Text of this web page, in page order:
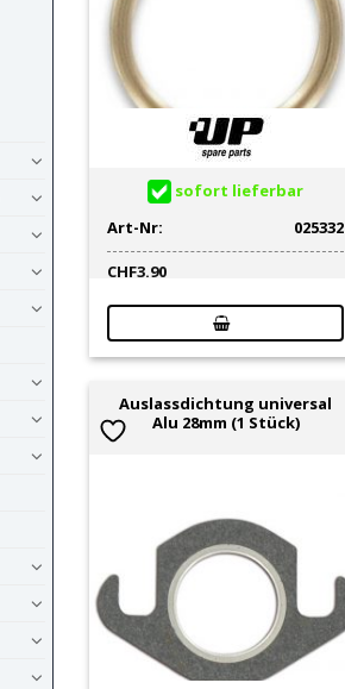
sofort lieferbar
Art-Nr:
025332
CHF3.90
Auslassdichtung universal
Alu 28mm (1 Stück)